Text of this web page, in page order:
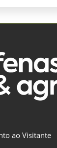
ao Visitante